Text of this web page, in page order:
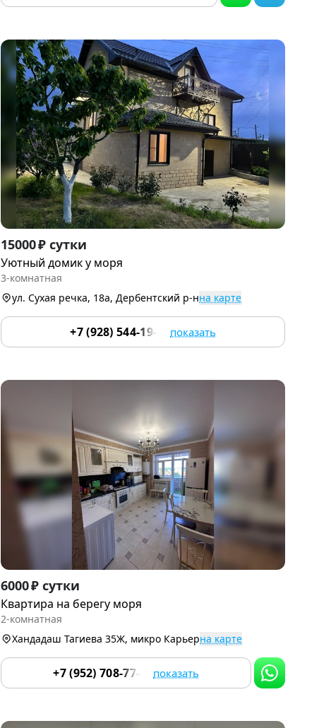
Item
1
of
15000 ₽ сутки
Уютный домик у моря
3-комнатная
ул. Сухая речка, 18а, Дербентский р-нна карте
+7 (928) 544-19-74 показать
Item
1
of
6000 ₽ сутки
Квартира на берегу моря
2-комнатная
Хандадаш Тагиева 35Ж, микро Карьерна карте
+7 (952) 708-77-66 показать